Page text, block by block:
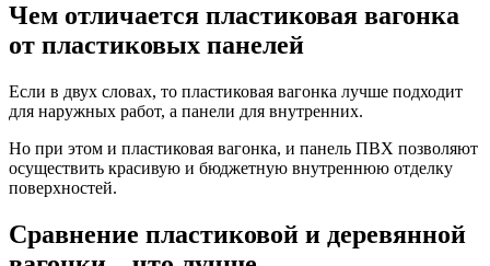
Чем отличается пластиковая вагонка
от пластиковых панелей
Если в двух словах, то пластиковая вагонка лучше подходит
для наружных работ, а панели для внутренних.
Но при этом и пластиковая вагонка, и панель ПВХ позволяют
осуществить красивую и бюджетную внутреннюю отделку
поверхностей.
Сравнение пластиковой и деревянной